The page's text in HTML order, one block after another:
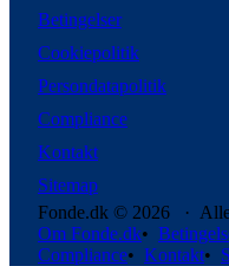
Betingelser
Cookiepolitik
Persondatapolitik
Compliance
Kontakt
Sitemap
Fonde.dk © 2026 · Alle
Om Fonde.dk•
Compliance• Kontakt•